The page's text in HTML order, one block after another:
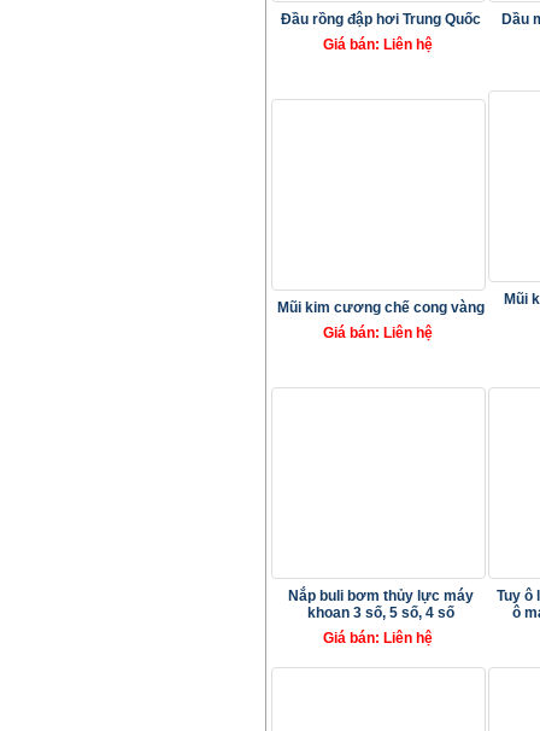
Đầu rồng đập hơi Trung Quốc
Giá bán: Liên hệ
Dầu
Mũi kim cương chế cong vàng
Giá bán: Liên hệ
Mũi
Nắp buli bơm thủy lực máy
khoan 3 số, 5 số, 4 số
Giá bán: Liên hệ
Tuy ô
ô